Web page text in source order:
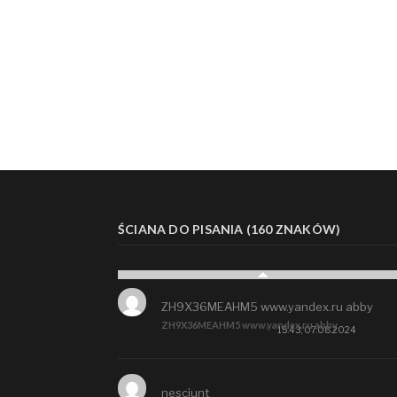
ŚCIANA DO PISANIA (160 ZNAKÓW)
ZH9X36MEAHM5 www.yandex.ru abby
ZH9X36MEAHM5 www.yandex.ru abby
15:43, 07.08.2024
nesciunt